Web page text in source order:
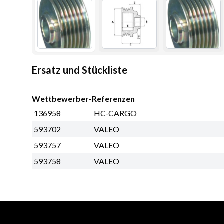
Ersatz und Stückliste
Wettbewerber-Referenzen
136958
HC-CARGO
593702
VALEO
593757
VALEO
593758
VALEO